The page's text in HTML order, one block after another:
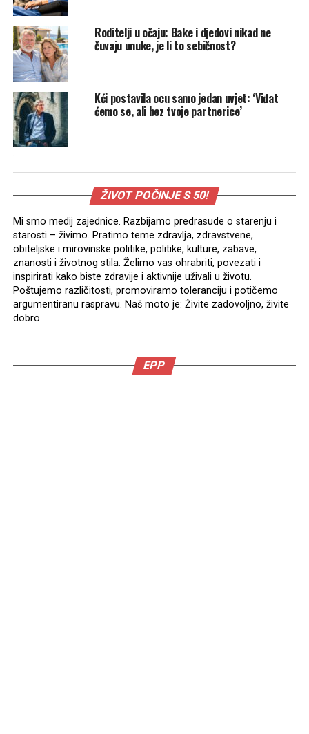
Roditelji u očaju: Bake i djedovi nikad ne
čuvaju unuke, je li to sebičnost?
Kći postavila ocu samo jedan uvjet: ‘Viđat
ćemo se, ali bez tvoje partnerice’
.
ŽIVOT POČINJE S 50!
Mi smo medij zajednice. Razbijamo predrasude o starenju i
starosti – živimo. Pratimo teme zdravlja, zdravstvene,
obiteljske i mirovinske politike, politike, kulture, zabave,
znanosti i životnog stila. Želimo vas ohrabriti, povezati i
inspirirati kako biste zdravije i aktivnije uživali u životu.
Poštujemo različitosti, promoviramo toleranciju i potičemo
argumentiranu raspravu. Naš moto je: Živite zadovoljno, živite
dobro.
EPP